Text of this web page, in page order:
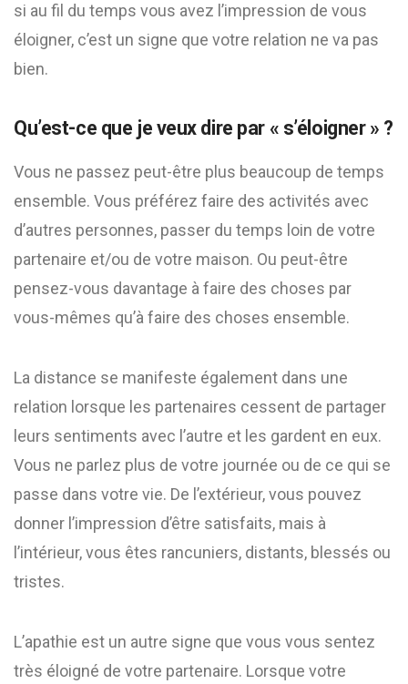
si au fil du temps vous avez l’impression de vous
éloigner, c’est un signe que votre relation ne va pas
bien.
Qu’est-ce que je veux dire par « s’éloigner » ?
Vous ne passez peut-être plus beaucoup de temps
ensemble. Vous préférez faire des activités avec
d’autres personnes, passer du temps loin de votre
partenaire et/ou de votre maison. Ou peut-être
pensez-vous davantage à faire des choses par
vous-mêmes qu’à faire des choses ensemble.
La distance se manifeste également dans une
relation lorsque les partenaires cessent de partager
leurs sentiments avec l’autre et les gardent en eux.
Vous ne parlez plus de votre journée ou de ce qui se
passe dans votre vie. De l’extérieur, vous pouvez
donner l’impression d’être satisfaits, mais à
l’intérieur, vous êtes rancuniers, distants, blessés ou
tristes.
L’apathie est un autre signe que vous vous sentez
très éloigné de votre partenaire. Lorsque votre